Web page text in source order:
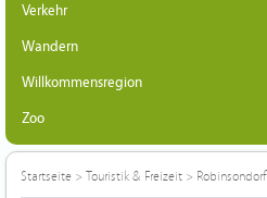
Verkehr
Wandern
Willkommensregion
Zoo
Startseite > Touristik & Freizeit > Robinsondorf